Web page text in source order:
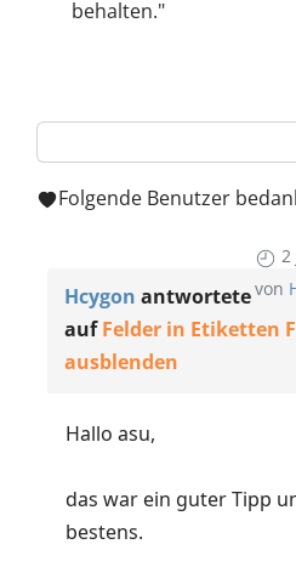
behalten."
Folgende Benutzer
2
von
Hcygon antwortete
aufFelder in Etiketten
ausblenden
Hallo asu,
das war ein guter Tipp
bestens.